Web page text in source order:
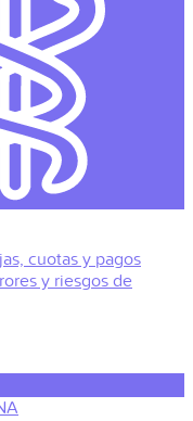
cuotas y pagos
y riesgos de